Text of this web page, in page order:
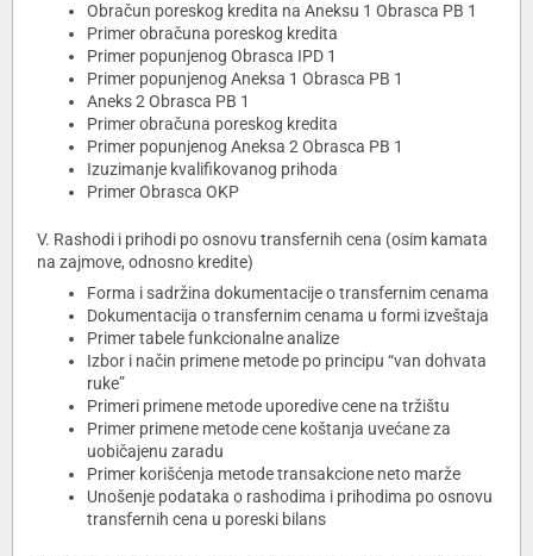
Obračun poreskog kredita na Aneksu 1 Obrasca PB 1
Primer obračuna poreskog kredita
Primer popunjenog Obrasca IPD 1
Primer popunjenog Aneksa 1 Obrasca PB 1
Aneks 2 Obrasca PB 1
Primer obračuna poreskog kredita
Primer popunjenog Aneksa 2 Obrasca PB 1
Izuzimanje kvalifikovanog prihoda
Primer Obrasca OKP
V. Rashodi i prihodi po osnovu transfernih cena (osim kamata
na zajmove, odnosno kredite)
Forma i sadržina dokumentacije o transfernim cenama
Dokumentacija o transfernim cenama u formi izveštaja
Primer tabele funkcionalne analize
Izbor i način primene metode po principu “van dohvata
ruke”
Primeri primene metode uporedive cene na tržištu
Primer primene metode cene koštanja uvećane za
uobičajenu zaradu
Primer korišćenja metode transakcione neto marže
Unošenje podataka o rashodima i prihodima po osnovu
transfernih cena u poreski bilans